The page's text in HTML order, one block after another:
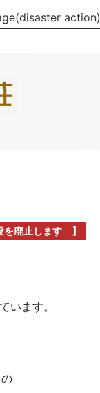
action)
廃止します 】
います。